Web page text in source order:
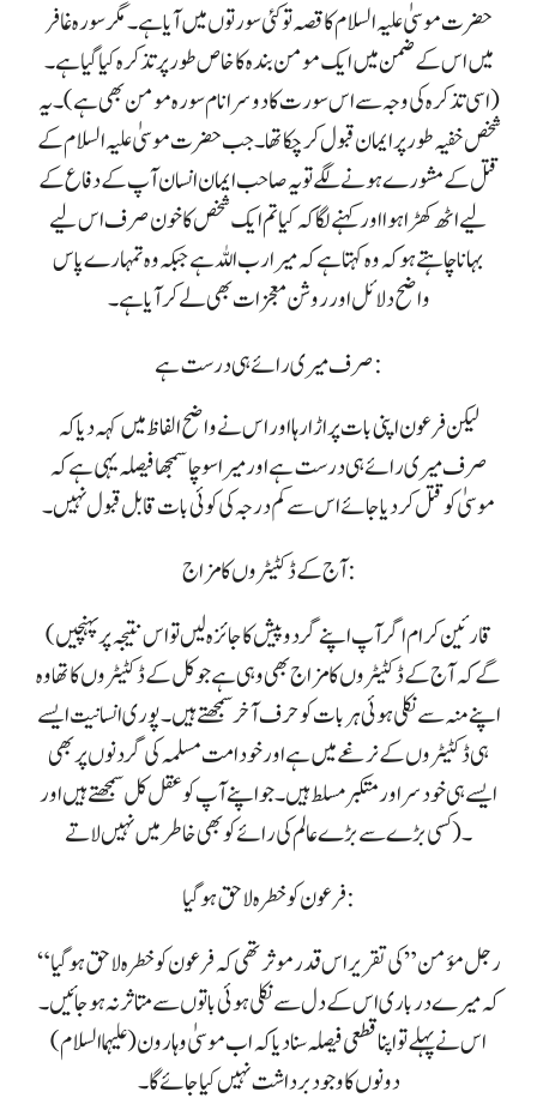
حضرت موسیٰ علیہ السلام کا قصہ تو کئی سورتوں میں آیا ہے۔ مگر سورہ غافر
میں اس کے ضمن میں ایک مومن بندہ کا خاص طور پر تذکرہ کیا گیا ہے۔
(اسی تذکرہ کی وجہ سے اس سورت کا دوسرا نام سورہ مومن بھی ہے)۔ یہ
شخص خفیہ طور پر ایمان قبول کر چکا تھا۔ جب حضرت موسیٰ علیہ السلام کے
قتل کے مشورے ہونے لگے تو یہ صاحب ایمان انسان آپ کے دفاع کے
لیے اٹھ کھڑا ہوا اور کہنے لگا کہ کیا تم ایک شخص کا خون صرف اس لیے
بہانا چاہتے ہو کہ وہ کہتا ہے کہ میرا رب اللہ ہے جبکہ وہ تمہارے پاس
واضح دلائل اور روشن معجزات بھی لے کر آیا ہے۔
صرف میری رائے ہی درست ہے:
لیکن فرعون اپنی بات پر اڑا رہا اور اس نے واضح الفاظ میں کہہ دیا کہ
صرف میری رائے ہی درست ہے اور میرا سوچا سمجھا فیصلہ یہی ہے کہ
موسیٰ کو قتل کر دیا جائے اس سے کم درجہ کی کوئی بات قابل قبول نہیں۔
آج کے ڈکٹیٹروں کا مزاج:
( قارئین کرام اگر آپ اپنے گرد و پیش کا جائزہ لیں تو اس نتیجہ پر پہنچیں
گے کہ آج کے ڈکٹیٹروں کا مزاج بھی وہی ہے جو کل کے ڈکٹیٹروں کا تھا وہ
اپنے منہ سے نکلی ہوئی ہر بات کو حرف آخر سمجھتے ہیں۔ پوری انسانیت ایسے
ہی ڈکٹیٹروں کے نرغے میں ہے اور خود امت مسلمہ کی گردنوں پر بھی
ایسے ہی خود سر اور متکبر مسلط ہیں۔ جو اپنے آپ کو عقل کل سمجھتے ہیں اور
کسی بڑے سے بڑے عالم کی رائے کو بھی خاطر میں نہیں لاتے)۔
فرعون کو خطرہ لاحق ہو گیا:
“رجل مؤمن” کی تقریر اس قدر موثر تھی کہ فرعون کو خطرہ لاحق ہو گیا
کہ میرے درباری اس کے دل سے نکلی ہوئی باتوں سے متاثر نہ ہو جائیں۔
اس نے پہلے تو اپنا قطعی فیصلہ سنا دیا کہ اب موسیٰ و ہارون (علیہماالسلام )
دونوں کا وجود برداشت نہیں کیا جائے گا۔